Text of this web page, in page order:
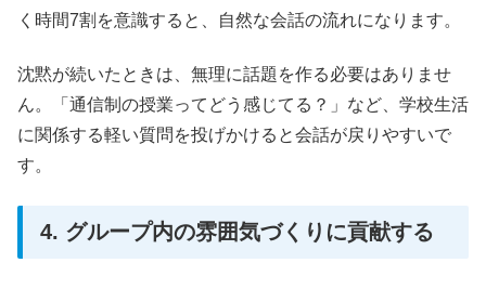
く時間7割を意識すると、自然な会話の流れになります。
沈黙が続いたときは、無理に話題を作る必要はありませ
ん。「通信制の授業ってどう感じてる？」など、学校生活
に関係する軽い質問を投げかけると会話が戻りやすいで
す。
4. グループ内の雰囲気づくりに貢献する